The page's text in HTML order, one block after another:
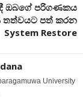
ඔබගේ පරිගණකය
තත්වයට පත් කරන
System Restore
University